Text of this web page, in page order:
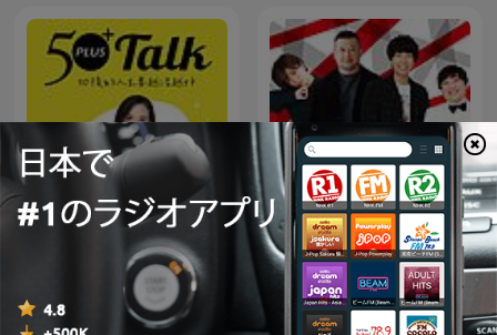
50+TALK
TENGA presents Midnight
World Cafe 〜TENGA茶
屋〜**